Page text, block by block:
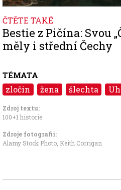
ČTĚTE TAKÉ
Bestie z Pičína: Svou
měly i střední Čechy
TÉMATA
zločin žena šlechta
Zdroj textu:
100+1 historie
Zdroje fotografii:
Alamy Stock Photo, Keith Corrigan